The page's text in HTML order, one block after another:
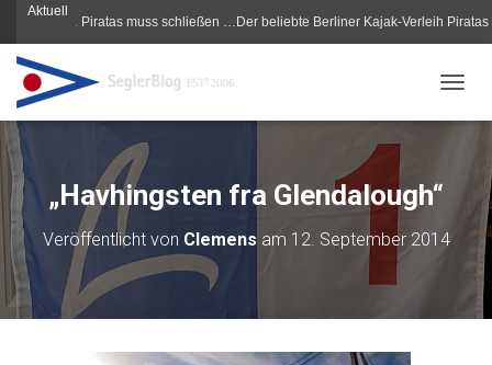
Aktuell
muss schließen …Der beliebte Berliner Kajak-Verleih Piratas muss
„Havhingsten fra Glendalough“
Veröffentlicht von Clemens am 12. September 2014